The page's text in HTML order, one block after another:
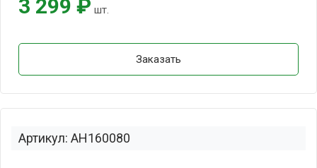
Артикул: AH160080
3 299 ₽ шт.
Заказать